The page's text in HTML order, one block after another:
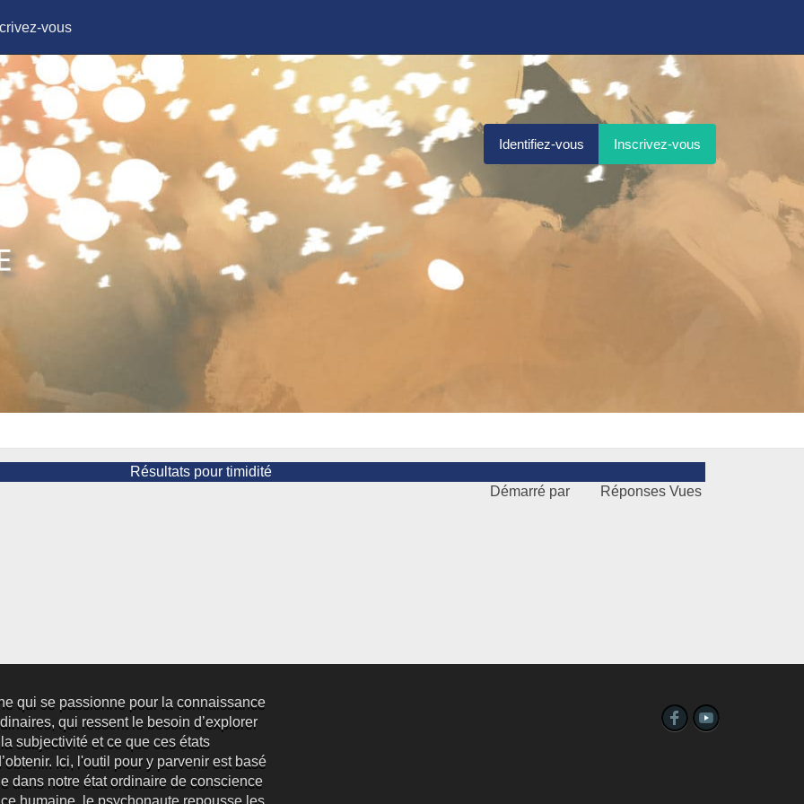
vous
Identifiez-vous Inscrivez-vous
Résultats pour timidité
Démarré par
Réponses Vues
qui se passionne pour la connaissance
qui ressent le besoin d’explorer
subjectivité et ce que ces états
Ici, l'outil pour y parvenir est basé
dans notre état ordinaire de conscience
humaine, le psychonaute repousse les